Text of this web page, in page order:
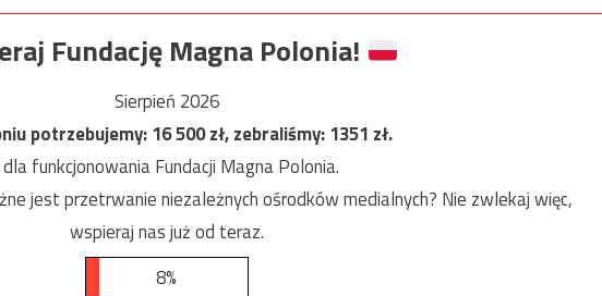
Fundację Magna Polonia!
Sierpień 2026
potrzebujemy:16 500zł, zebraliśmy:1351 zł.
funkcjonowania Fundacji Magna Polonia.
jest przetrwanie niezależnych ośrodków medialnych? Nie zwlekaj więc,
wspieraj nas już od teraz.
8%